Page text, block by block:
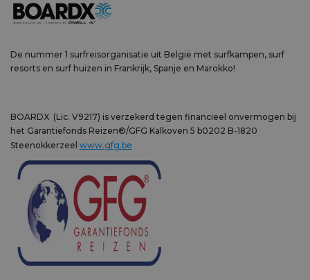
De nummer 1 surfreisorganisatie uit België met surfkampen, surf
resorts en surf huizen in Frankrijk, Spanje en Marokko!
BOARDX (Lic. V9217) is verzekerd tegen financieel onvermogen bij
het Garantiefonds Reizen®/GFG Kalkoven 5 b0202 B-1820
Steenokkerzeel www.gfg.be